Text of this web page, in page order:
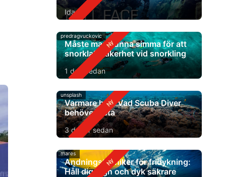
Idag
predragvuckovic
Måste man kunna simma för att
snorkla? Säkerhet vid snorkling
1 dag sedan
unsplash
Varmare hav: Vad Scuba Diver
behöver veta
3 dagar sedan
mares
Andningstekniker för fridykning:
Håll dig lugn och dyk säkrare